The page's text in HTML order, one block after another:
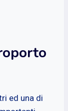
ed una di